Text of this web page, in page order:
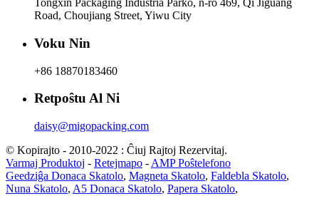
Tongxin Packaging Industria Parko, n-ro 469, Qi Jiguang
Road, Choujiang Street, Yiwu City
Voku Nin
+86 18870183460
Retpoŝtu Al Ni
daisy@migopacking.com
© Kopirajto - 2010-2022 : Ĉiuj Rajtoj Rezervitaj.
Varmaj Produktoj - Retejmapo - AMP Poŝtelefono
Geedziĝa Donaca Skatolo, Magneta Skatolo, Faldebla Skatolo,
Nuna Skatolo, A5 Donaca Skatolo, Papera Skatolo,